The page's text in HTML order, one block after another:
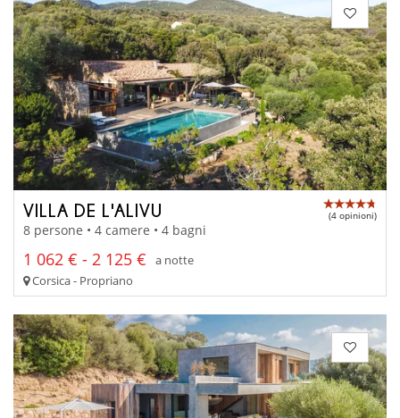
VILLA DE L'ALIVU (4 opinioni)
8 persone • 4 camere • 4 bagni
1 062 € - 2 125 €
a notte
Corsica - Propriano